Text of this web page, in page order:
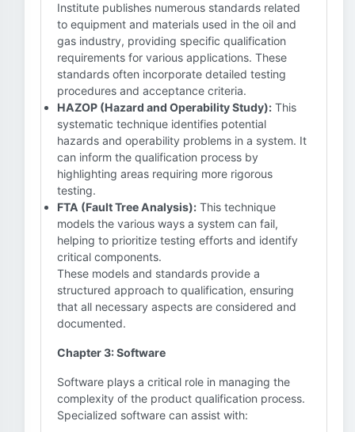
Institute publishes numerous standards related
to equipment and materials used in the oil and
gas industry, providing specific qualification
requirements for various applications. These
standards often incorporate detailed testing
procedures and acceptance criteria.
HAZOP (Hazard and Operability Study): This
systematic technique identifies potential
hazards and operability problems in a system. It
can inform the qualification process by
highlighting areas requiring more rigorous
testing.
FTA (Fault Tree Analysis): This technique
models the various ways a system can fail,
helping to prioritize testing efforts and identify
critical components.
These models and standards provide a
structured approach to qualification, ensuring
that all necessary aspects are considered and
documented.
Chapter 3: Software
Software plays a critical role in managing the
complexity of the product qualification process.
Specialized software can assist with: